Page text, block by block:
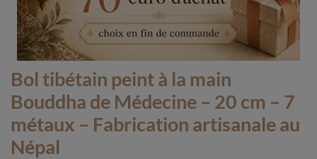
Bol tibétain peint à la main
Bouddha de Médecine – 20 cm – 7
métaux – Fabrication artisanale au
Népal